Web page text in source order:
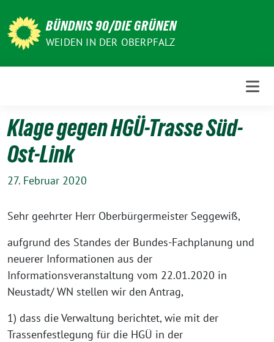
zum
Inhalt
BÜNDNIS 90/DIE GRÜNEN
WEIDEN IN DER OBERPFALZ
Klage gegen HGÜ-Trasse Süd-
Ost-Link
27. Februar 2020
Sehr geehrter Herr Oberbürgermeister Seggewiß,
aufgrund des Standes der Bundes-Fachplanung und
neuerer Informationen aus der
Informationsveranstaltung vom 22.01.2020 in
Neustadt/ WN stellen wir den Antrag,
1) dass die Verwaltung berichtet, wie mit der
Trassenfestlegung für die HGÜ in der